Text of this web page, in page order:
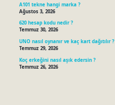
A101 tekne hangi marka ?
Ağustos 3, 2026
620 hesap kodu nedir ?
Temmuz 30, 2026
UNO nasıl oynanır ve kaç kart dağıtılır ?
Temmuz 29, 2026
Koç erkeğini nasıl aşık edersin ?
Temmuz 26, 2026